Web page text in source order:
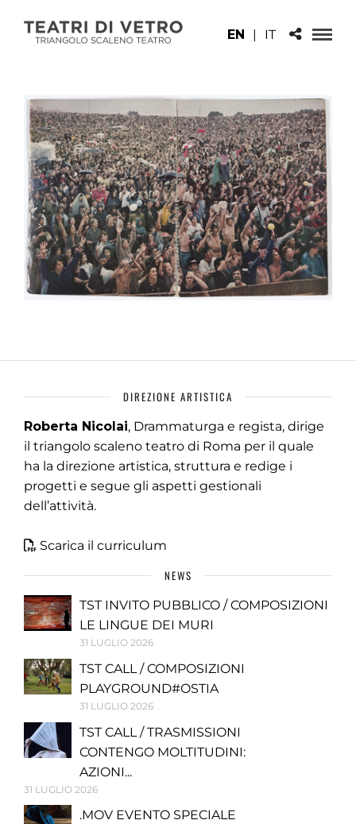
EN | IT
DIREZIONE ARTISTICA
Roberta Nicolai, Drammaturga e regista, dirige
il triangolo scaleno teatro di Roma per il quale
ha la direzione artistica, struttura e redige i
progetti e segue gli aspetti gestionali
dell’attività.
Scarica il curriculum
NEWS
TST INVITO PUBBLICO / COMPOSIZIONI
LE LINGUE DEI MURI
31 LUGLIO 2026
TST CALL / COMPOSIZIONI
PLAYGROUND#OSTIA
31 LUGLIO 2026
TST CALL / TRASMISSIONI
CONTENGO MOLTITUDINI:
AZIONI...
31 LUGLIO 2026
.MOV EVENTO SPECIALE